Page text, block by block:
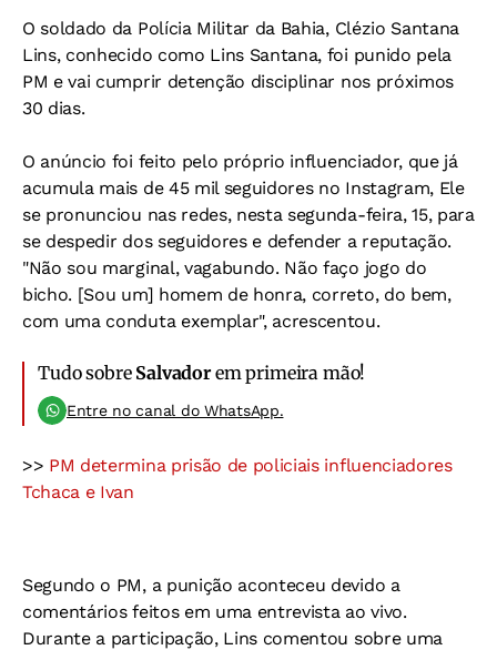
O soldado da Polícia Militar da Bahia, Clézio Santana
Lins, conhecido como Lins Santana, foi punido pela
PM e vai cumprir detenção disciplinar nos próximos
30 dias.
O anúncio foi feito pelo próprio influenciador, que já
acumula mais de 45 mil seguidores no Instagram, Ele
se pronunciou nas redes, nesta segunda-feira, 15, para
se despedir dos seguidores e defender a reputação.
"Não sou marginal, vagabundo. Não faço jogo do
bicho. [Sou um] homem de honra, correto, do bem,
com uma conduta exemplar", acrescentou.
Tudo sobre Salvadorem primeira mão!
Entre no canal do WhatsApp.
>> PM determina prisão de policiais influenciadores
Tchaca e Ivan
Segundo o PM, a punição aconteceu devido a
comentários feitos em uma entrevista ao vivo.
Durante a participação, Lins comentou sobre uma